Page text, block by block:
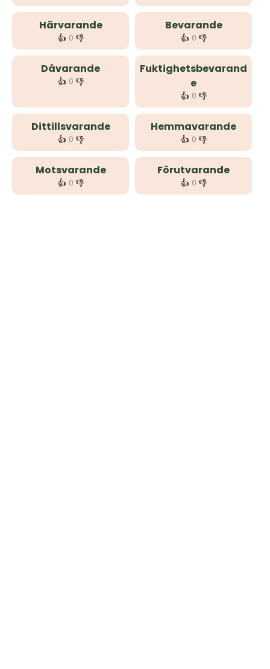
Härvarande
👍 0 👎
Bevarande
👍 0 👎
Dåvarande
👍 0 👎
Fuktighetsbevarand
e
👍 0 👎
Dittillsvarande
👍 0 👎
Hemmavarande
👍 0 👎
Motsvarande
👍 0 👎
Förutvarande
👍 0 👎